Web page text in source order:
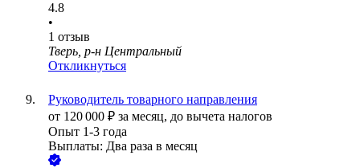
4.8
•
1 отзыв
Тверь, р-н Центральный
Откликнуться
Руководитель товарного направления
от 120 000 ₽ за месяц, до вычета налогов
Опыт 1-3 года
Выплаты: Два раза в месяц